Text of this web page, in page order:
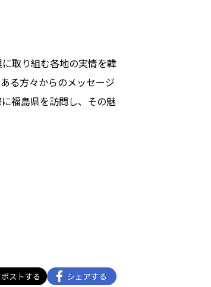
取り組む各地の実情を韓
る方々からのメッセージ
福島県を訪問し、その魅